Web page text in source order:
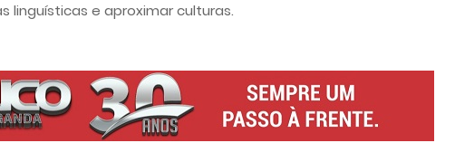
linguísticas e aproximar culturas.